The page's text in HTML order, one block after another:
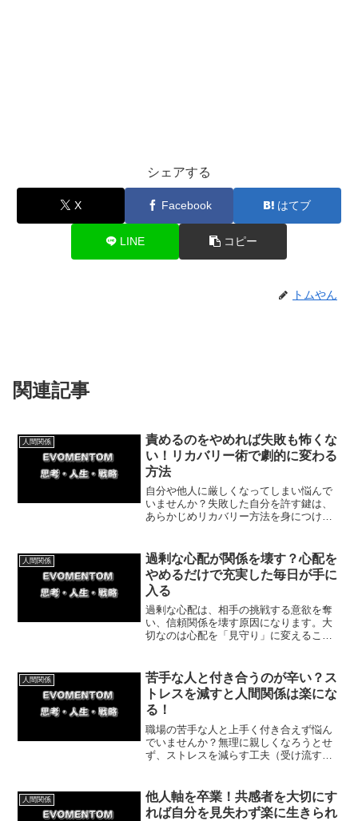
シェアする
X Facebook はてブ
LINE コピー
トムやん
関連記事
人間関係
責めるのをやめれば失敗も怖くな
い！リカバリー術で劇的に変わる
方法
自分や他人に厳しくなってしまい悩んで
いませんか？失敗した自分を許す鍵は、
あらかじめリカバリー方法を身につけて
なります。自分と他人に優しくなるため
の対処法を解説します。
人間関係
過剰な心配が関係を壊す？心配を
やめるだけで充実した毎日が手に
入る
過剰な心配は、相手の挑戦する意欲を奪
い、信頼関係を壊す原因になります。大
切なのは心配を「見守り」に変えること
をあわせて紹介していきます。
人間関係
苦手な人と付き合うのが辛い？ス
トレスを減すと人間関係は楽にな
る！
職場の苦手な人と上手く付き合えず悩ん
でいませんか？無理に親しくなろうとせ
ず、ストレスを減らす工夫（受け流す・
談を交えて、今日からできる簡単な実践
法を詳しく解説します。
人間関係
他人軸を卒業！共感者を大切にす
れば自分を見失わず楽に生きられ